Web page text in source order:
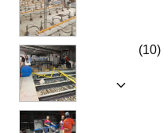
(10)